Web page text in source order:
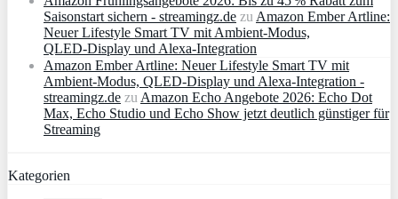
Saisonstart sichern - streamingz.de zu Amazon Ember Artline:
Neuer Lifestyle Smart TV mit Ambient‑Modus,
QLED‑Display und Alexa‑Integration
Amazon Ember Artline: Neuer Lifestyle Smart TV mit
Ambient‑Modus, QLED‑Display und Alexa‑Integration -
streamingz.de zu Amazon Echo Angebote 2026: Echo Dot
Max, Echo Studio und Echo Show jetzt deutlich günstiger für
Streaming
Kategorien